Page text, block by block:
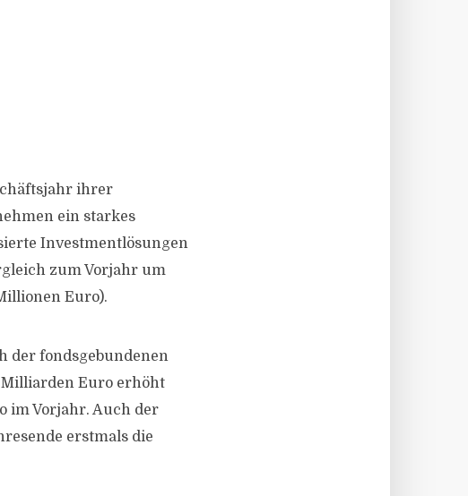
ihrer
ein starkes
Investmentlösungen
zum Vorjahr um
Euro).
der fondsgebundenen
Euro erhöht
im Vorjahr. Auch der
erstmals die